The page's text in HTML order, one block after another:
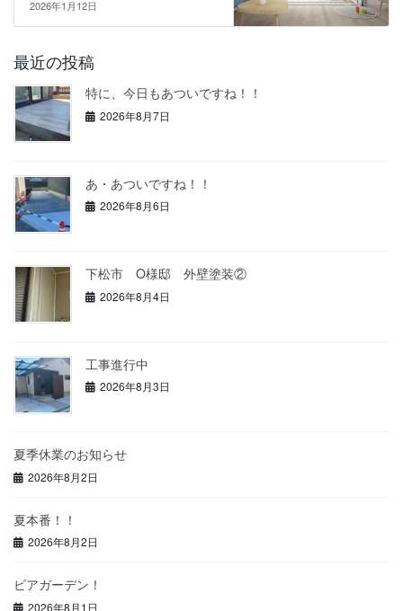
2026年1月12日
最近の投稿
特に、今日もあついですね！！
2026年8月7日
あ・あついですね！！
2026年8月6日
下松市 O様邸 外壁塗装②
2026年8月4日
工事進行中
2026年8月3日
夏季休業のお知らせ
2026年8月2日
夏本番！！
2026年8月2日
ビアガーデン！
2026年8月1日